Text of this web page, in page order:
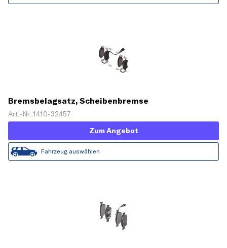
Bremsbelagsatz, Scheibenbremse
Art.-Nr. 1410-32457
Zum Angebot
Fahrzeug auswählen